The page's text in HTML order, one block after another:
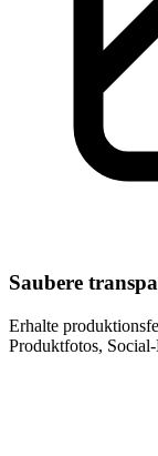
Saubere
Erhalte
Produktfotos,